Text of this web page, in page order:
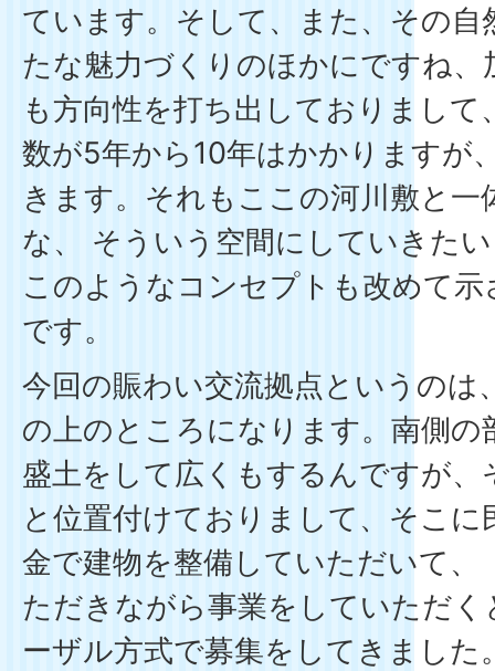
ています。そして、また、その自
たな魅力づくりのほかにですね、
も方向性を打ち出しておりまし
数が5年から10年はかかりますが
きます。それもここの河川敷と
な、 そういう空間にしていきた
このようなコンセプトも改めて
です。
今回の賑わい交流拠点というのは
の上のところになります。南側の
盛土をして広くもするんですが、
と位置付けておりまして、そこ
金で建物を整備していただいて
ただきながら事業をしていただ
ーザル方式で募集をしてきました